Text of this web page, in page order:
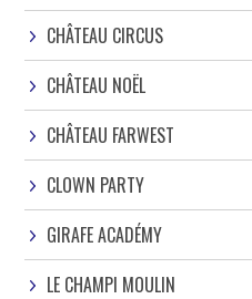
CHÂTEAU CIRCUS
CHÂTEAU NOËL
CHÂTEAU FARWEST
CLOWN PARTY
GIRAFE ACADÉMY
LE CHAMPI MOULIN